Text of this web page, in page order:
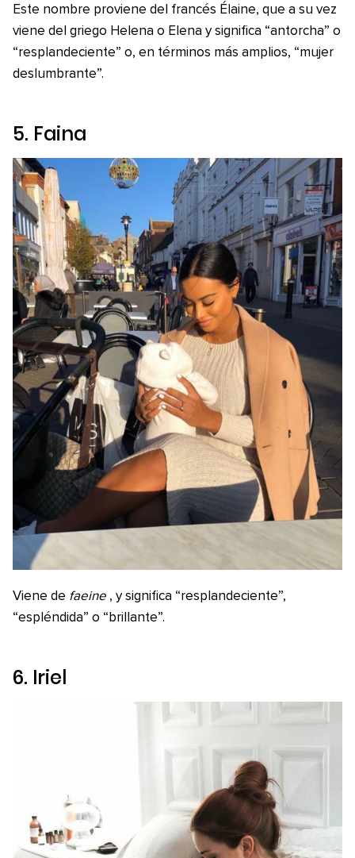
Este nombre proviene del francés Élaine, que a su vez
viene del griego Helena o Elena y significa “antorcha” o
“resplandeciente” o, en términos más amplios, “mujer
deslumbrante”.
5. Faina
Viene de faeine , y significa “resplandeciente”,
“espléndida” o “brillante”.
6. Iriel